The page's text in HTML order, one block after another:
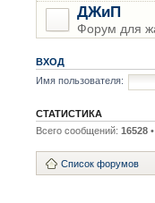
ДЖиП
Форум для
ВХОД
Имя пользователя:
СТАТИСТИКА
Всего сообщений: 16528
Список форумов